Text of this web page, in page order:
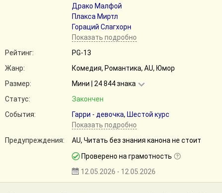
Драко Малфой
Плакса Миртл
Гораций Слагхорн
Показать подробно
Рейтинг:
PG-13
Жанр:
Комедия, Романтика, AU, Юмор
Размер:
Мини | 24 844 знака
Статус:
Закончен
События:
Гарри - девочка, Шестой курс
Показать подробно
Предупреждения:
AU, Читать без знания канона не стоит
Проверено на грамотность
12.05.2026 - 12.05.2026